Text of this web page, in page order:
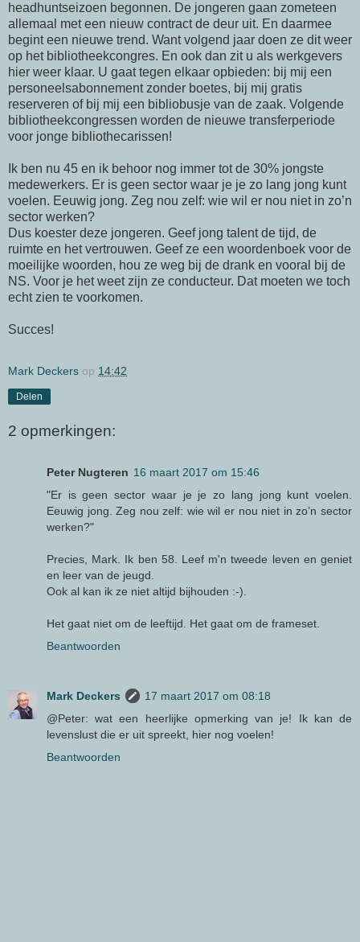
headhuntseizoen begonnen. De jongeren gaan zometeen
allemaal met een nieuw contract de deur uit. En daarmee
begint een nieuwe trend. Want volgend jaar doen ze dit weer
op het bibliotheekcongres. En ook dan zit u als werkgevers
hier weer klaar. U gaat tegen elkaar opbieden: bij mij een
personeelsabonnement zonder boetes, bij mij gratis
reserveren of bij mij een bibliobusje van de zaak. Volgende
bibliotheekcongressen worden de nieuwe transferperiode
voor jonge bibliothecarissen!
Ik ben nu 45 en ik behoor nog immer tot de 30% jongste
medewerkers. Er is geen sector waar je je zo lang jong kunt
voelen. Eeuwig jong. Zeg nou zelf: wie wil er nou niet in zo’n
sector werken?
Dus koester deze jongeren. Geef jong talent de tijd, de
ruimte en het vertrouwen. Geef ze een woordenboek voor de
moeilijke woorden, hou ze weg bij de drank en vooral bij de
NS. Voor je het weet zijn ze conducteur. Dat moeten we toch
echt zien te voorkomen.
Succes!
Mark Deckers op 14:42
Delen
2 opmerkingen:
Peter Nugteren 16 maart 2017 om 15:46
"Er is geen sector waar je je zo lang jong kunt voelen.
Eeuwig jong. Zeg nou zelf: wie wil er nou niet in zo’n sector
werken?"
Precies, Mark. Ik ben 58. Leef m'n tweede leven en geniet
en leer van de jeugd.
Ook al kan ik ze niet altijd bijhouden :-).
Het gaat niet om de leeftijd. Het gaat om de frameset.
Beantwoorden
Mark Deckers
17 maart 2017 om 08:18
@Peter: wat een heerlijke opmerking van je! Ik kan de
levenslust die er uit spreekt, hier nog voelen!
Beantwoorden